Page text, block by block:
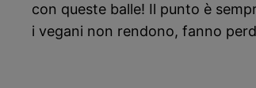
con queste balle! Il punto è
i vegani non rendono, fanno